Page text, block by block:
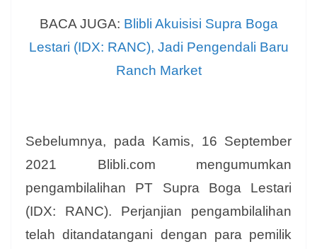
BACA JUGA: Blibli Akuisisi Supra Boga
Lestari (IDX: RANC), Jadi Pengendali Baru
Ranch Market
Sebelumnya, pada Kamis, 16 September
2021 Blibli.com mengumumkan
pengambilalihan PT Supra Boga Lestari
(IDX: RANC). Perjanjian pengambilalihan
telah ditandatangani dengan para pemilik